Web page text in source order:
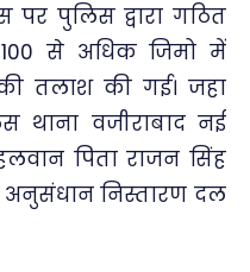
पर पुलिस द्वारा गठित
से अधिक जिमो में
तलाश की गई। जहा
थाना वजीराबाद नई
पिता राजन सिंह
अनुसंधान निस्तारण दल